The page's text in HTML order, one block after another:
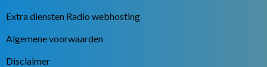
Extra diensten Radio webhosting
Algemene voorwaarden
Disclaimer